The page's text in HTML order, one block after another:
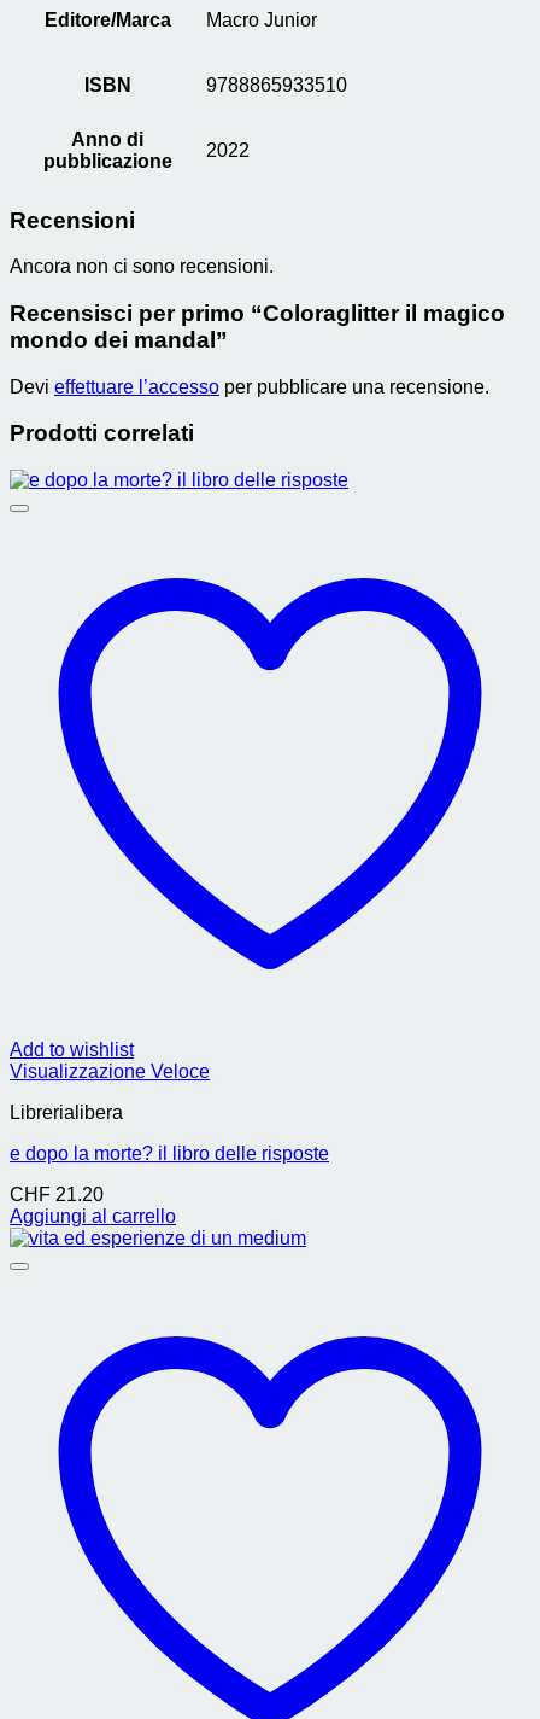
Editore/Marca Macro Junior
ISBN 9788865933510
Anno di
pubblicazione
2022
Recensioni
Ancora non ci sono recensioni.
Recensisci per primo “Coloraglitter il magico
mondo dei mandal”
Devi effettuare l’accesso per pubblicare una recensione.
Prodotti correlati
Add to wishlist
Visualizzazione Veloce
Librerialibera
e dopo la morte? il libro delle risposte
CHF 21.20
Aggiungi al carrello